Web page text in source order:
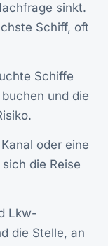
sinkt.
Schiff, oft
Schiffe
und die
oder eine
die Reise
Lkw-
die Stelle, an